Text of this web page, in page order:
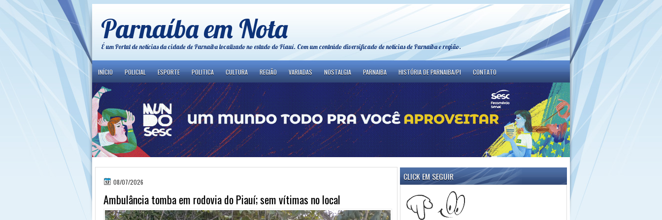
Parnaíba em Nota
É um Portal de notícias da cidade de Parnaíba localizado no estado do Piauí. Com um conteúdo diversificado de notícias de Parnaíba e região.
INÍCIO POLICIAL ESPORTE POLITICA CULTURA REGIÃO VARIADAS NOSTALGIA PARNAIBA HISTÓRIA DE PARNAIBA/PI CONTATO
08/07/2026
Ambulância tomba em rodovia do Piauí; sem vítimas no local
CLICK EM SEGUIR